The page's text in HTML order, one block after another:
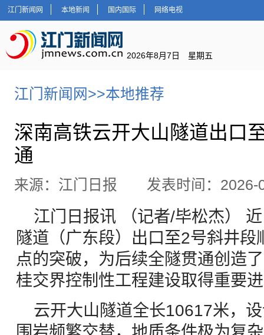
江门新闻网 本地新闻 国内国际 网络电视
2026年8月7日 星期五
江门新闻网 >>本地推荐
深南高铁云开大山隧道出口
通
来源：江门日报 发表时间：
江门日报讯 （记者/毕松杰）
隧道（广东段）出口至2号斜井
点的突破，为后续全隧贯通创造
桂交界控制性工程建设取得重要
云开大山隧道全长10617米，